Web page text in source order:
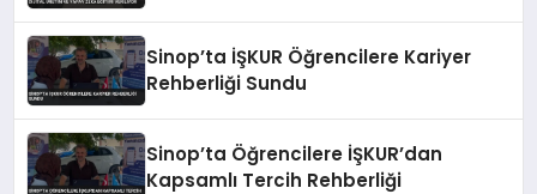
Sinop’ta İŞKUR Öğrencilere Kariyer
Rehberliği Sundu
Sinop’ta Öğrencilere İŞKUR’dan
Kapsamlı Tercih Rehberliği